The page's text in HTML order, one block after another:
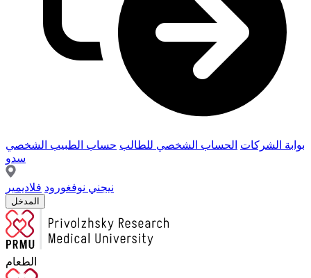
بوابة الشركات الحساب الشخصي للطالب حساب الطبيب الشخصي
سدو
نيجني نوفغورود فلاديمير
المدخل
الطعام